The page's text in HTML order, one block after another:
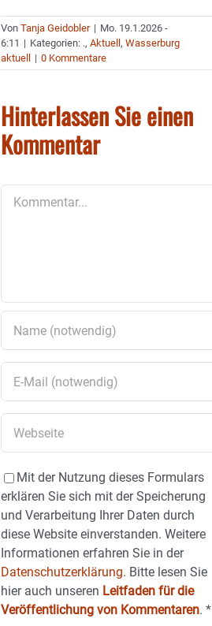
VonTanja Geidobler | Mo. 19.1.2026 -
6:11 | Kategorien: .,Aktuell,Wasserburg
aktuell
| 0 Kommentare
Hinterlassen Sie einen
Kommentar
Mit der Nutzung dieses Formulars
erklären Sie sich mit der Speicherung
und Verarbeitung Ihrer Daten durch
diese Website einverstanden. Weitere
Informationen erfahren Sie in der
Datenschutzerklärung. Bitte lesen Sie
hier auch unseren Leitfaden für die
Veröffentlichung von Kommentaren.*